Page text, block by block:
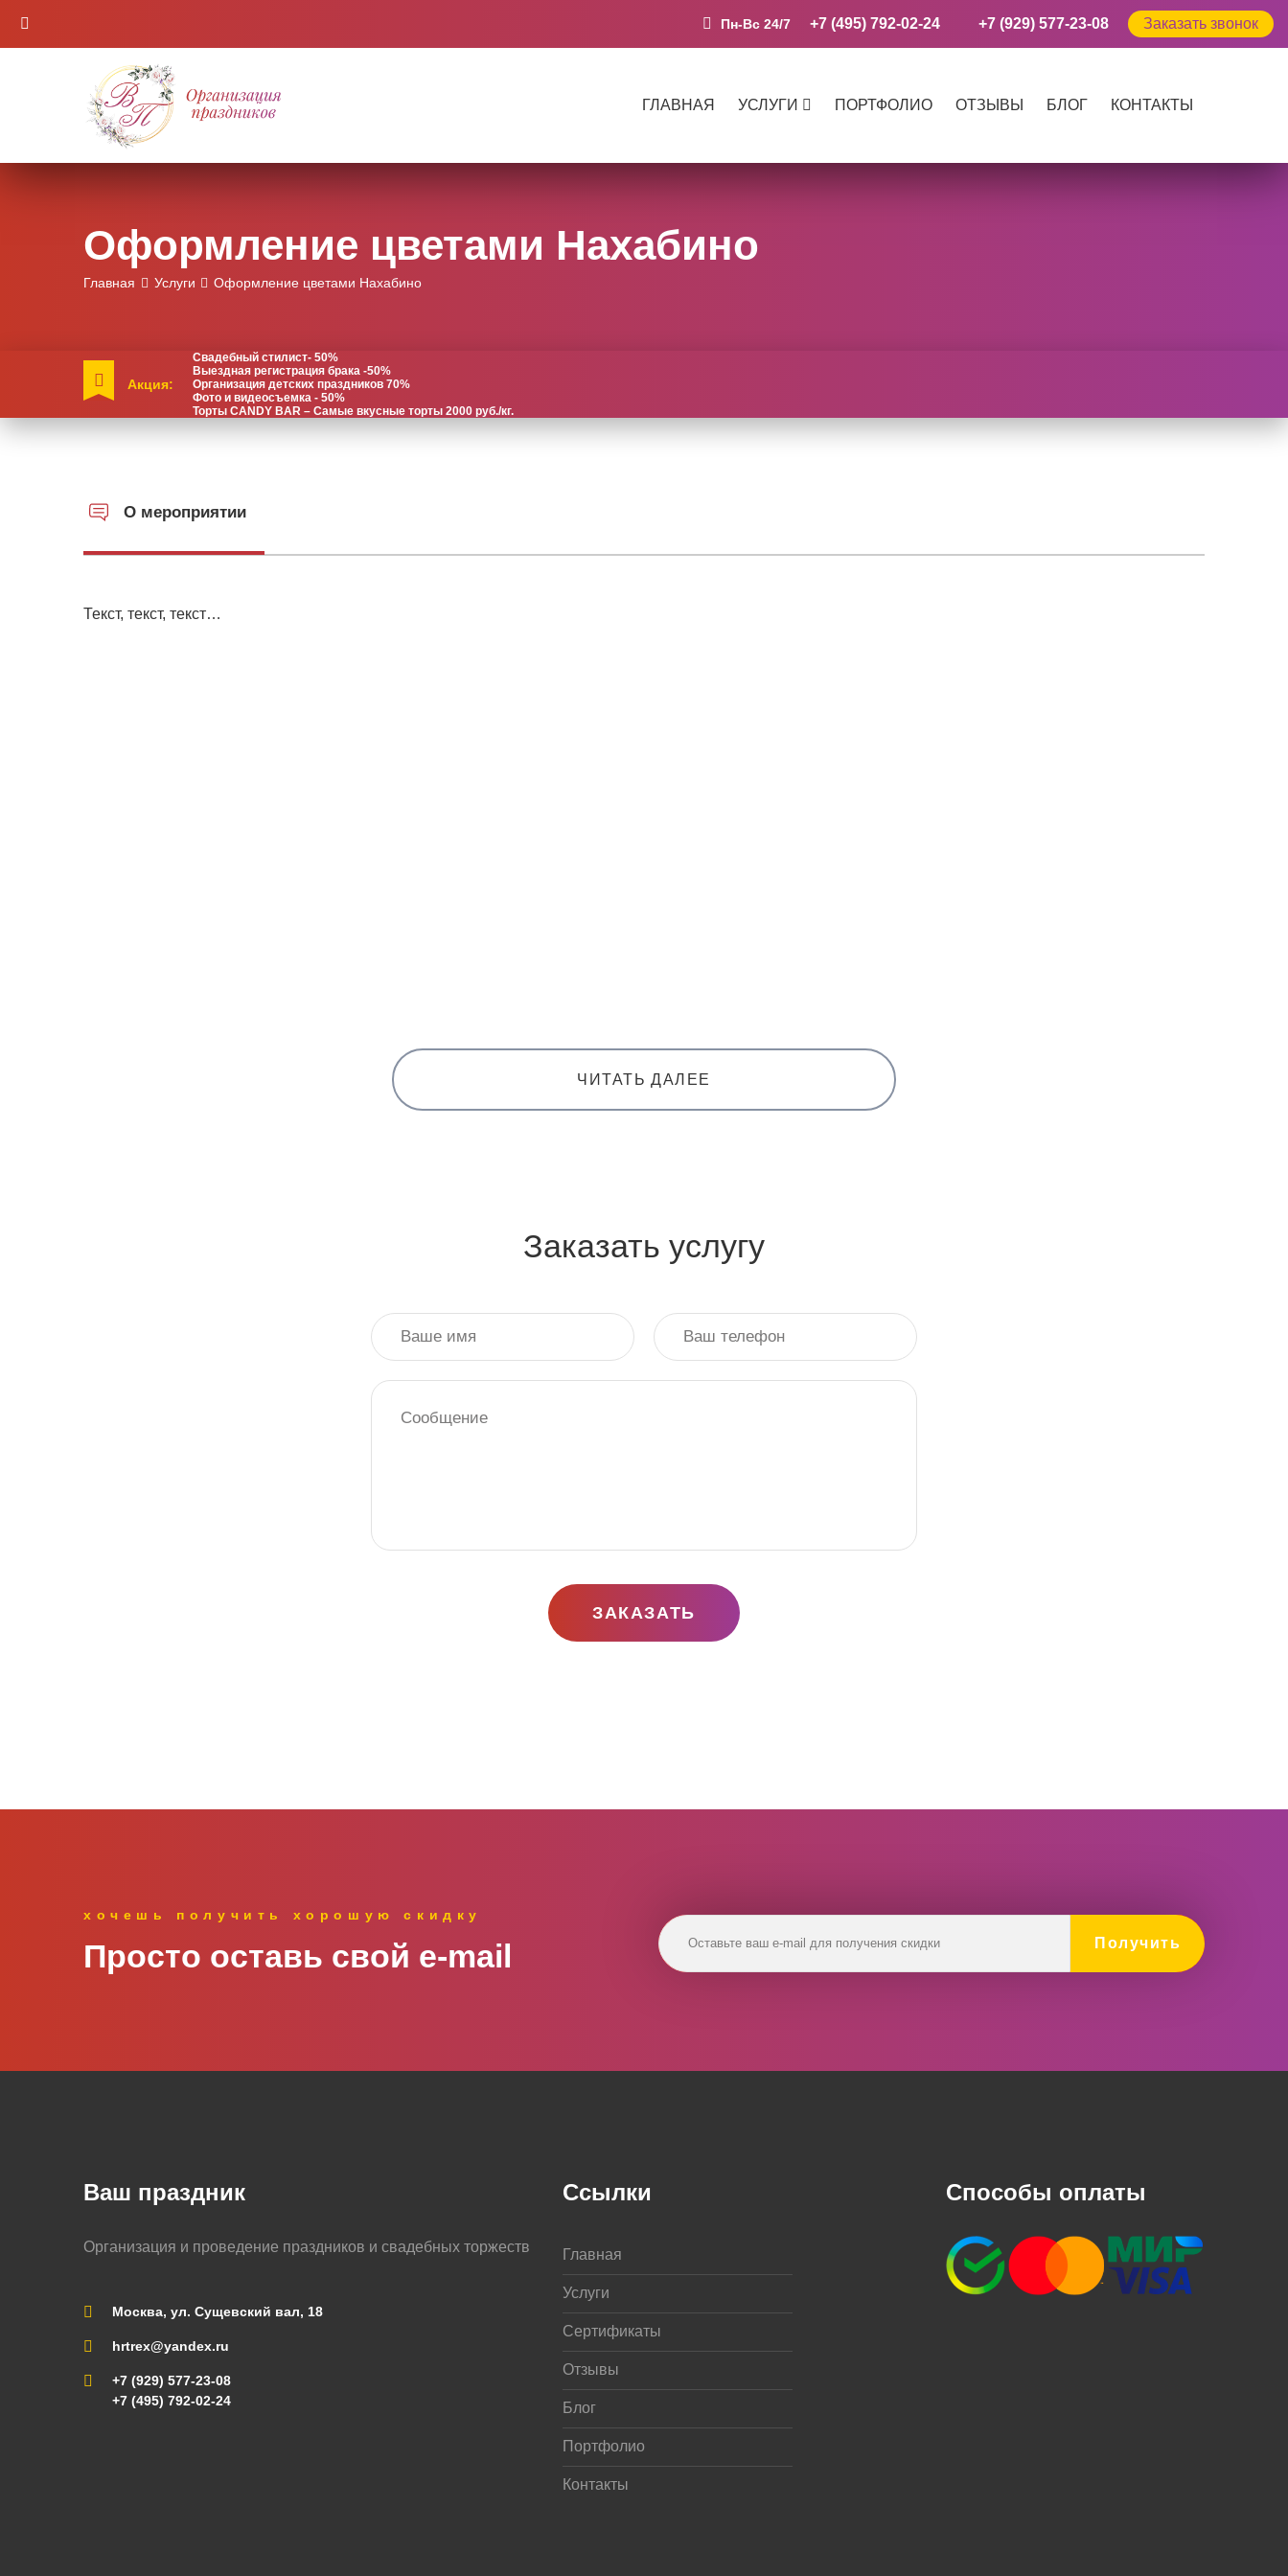
Пн-Вс 24/7 +7 (495) 792-02-24 +7 (929) 577-23-08 Заказать звонок
ГЛАВНАЯ УСЛУГИ ПОРТФОЛИО ОТЗЫВЫ БЛОГ КОНТАКТЫ
Оформление цветами Нахабино
Главная Услуги Оформление цветами Нахабино
Акция:
Свадебный стилист- 50%
Выездная регистрация брака -50%
Организация детских праздников 70%
Фото и видеосъемка - 50%
Торты CANDY BAR – Самые вкусные торты 2000 руб./кг.
О мероприятии
Текст, текст, текст…
ЧИТАТЬ ДАЛЕЕ
Заказать услугу
ЗАКАЗАТЬ
хочешь получить хорошую скидку
Просто оставь свой e‑mail Получить
Ваш праздник
Организация и проведение праздников и свадебных торжеств
Москва, ул. Сущевский вал, 18
hrtrex@yandex.ru
+7 (929) 577-23-08
+7 (495) 792-02-24
Ссылки
Главная
Услуги
Сертификаты
Отзывы
Блог
Портфолио
Контакты
Способы оплаты